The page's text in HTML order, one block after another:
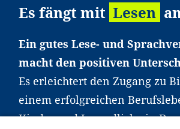
Es fängt mit Lesen
Ein gutes Lese- und
macht den positiven
Es erleichtert den Zugang zu
einem erfolgreichen
Kinder und Jugendliche in